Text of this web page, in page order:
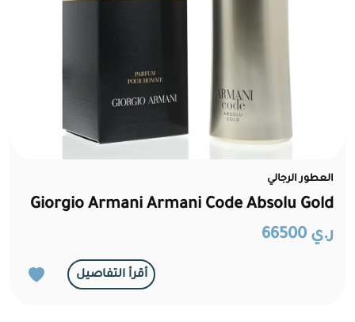
العطور الرجالي
Giorgio Armani Armani Code Absolu Gold
ر.ي 66500
أقرأ التفاصيل